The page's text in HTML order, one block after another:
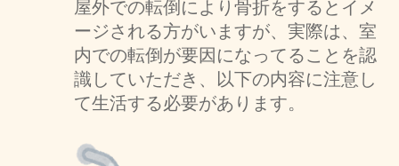
屋外での転倒により骨折をするとイメ
ージされる方がいますが、実際は、室
内での転倒が要因になってることを認
識していただき、以下の内容に注意し
て生活する必要があります。